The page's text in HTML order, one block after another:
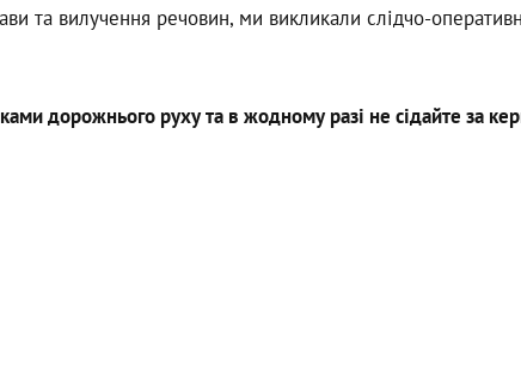
та вилучення речовин, ми викликали слідчо-
дорожнього руху та в жодному разі не сідайте за